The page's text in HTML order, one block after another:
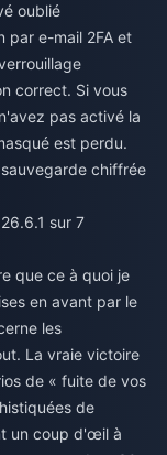
oublié
par e-mail 2FA et
correct. Si vous
pas activé la
est perdu.
chiffrée
sur 7
que ce à quoi je
en avant par le
les
La vraie victoire
de « fuite de vos
de
un coup d'œil à